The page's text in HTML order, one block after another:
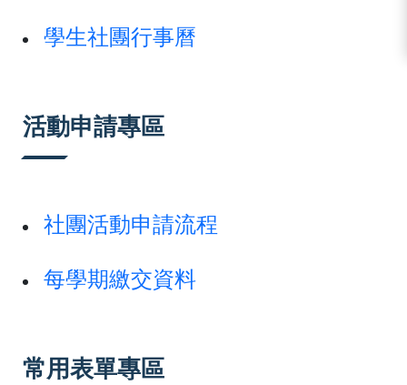
學生社團行事曆
活動申請專區
社團活動申請流程
每學期繳交資料
常用表單專區